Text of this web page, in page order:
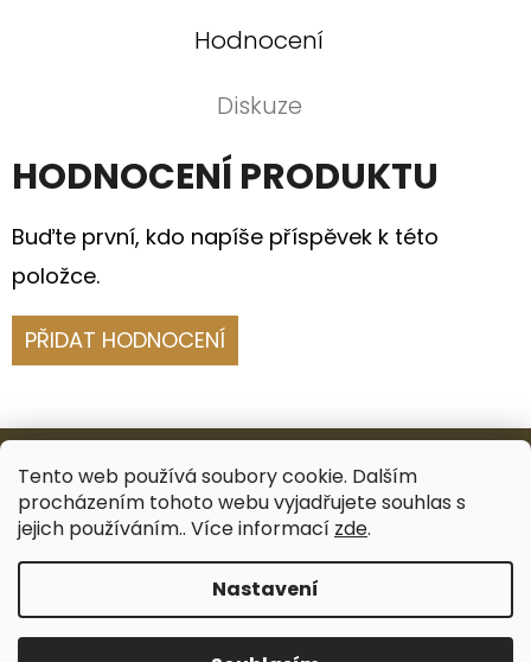
Tento web používá soubory cookie. Dalším
procházením tohoto webu vyjadřujete souhlas s
jejich používáním.. Více informací zde.
Nastavení
Hodnocení
Diskuze
HODNOCENÍ PRODUKTU
Buďte první, kdo napíše příspěvek k této
položce.
PŘIDAT HODNOCENÍ
Z
Á
P
A
T
FacebookInstagram
Vytvořil Shoptet
Copyright 2026I DECORI. Všechna práva